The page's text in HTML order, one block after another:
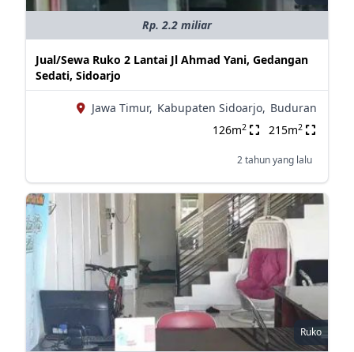
Rp. 2.2 miliar
Jual/Sewa Ruko 2 Lantai Jl Ahmad Yani, Gedangan
Sedati, Sidoarjo
Jawa Timur, Kabupaten Sidoarjo, Buduran
126m2 215m2
2 tahun yang lalu
Ruko